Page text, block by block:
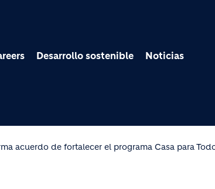
Desarrollo sostenible Noticias
acuerdo de fortalecer el programa Casa para